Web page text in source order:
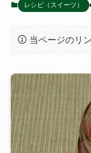
レシピ（スイーツ）
当ページのリ